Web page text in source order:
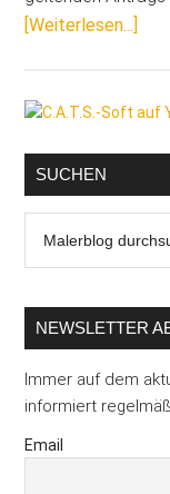
[Weiterlesen...]
Seitenspalte
SUCHEN
durchsuchen
NEWSLETTER
Immer auf dem
informiert
Email